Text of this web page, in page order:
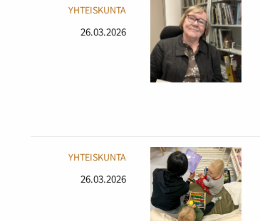
YHTEISKUNTA
26.03.2026
YHTEISKUNTA
26.03.2026